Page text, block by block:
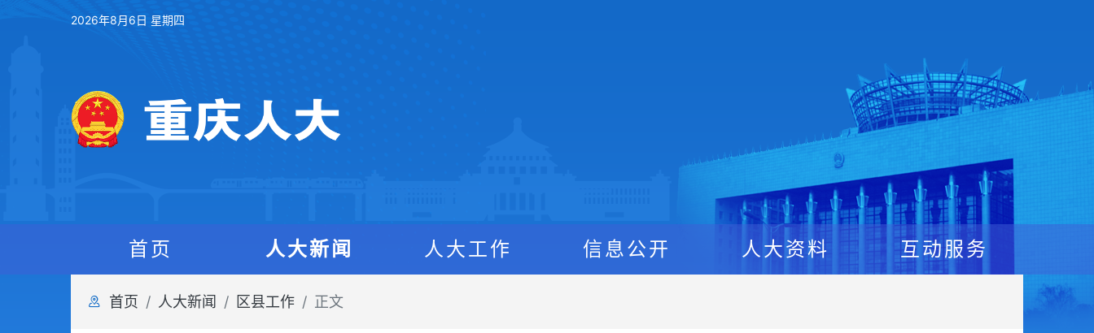
2026年8月6日 星期四
首页 人大新闻 人大工作 信息公开 人大资料 互动服务
首页 人大新闻 区县工作 正文